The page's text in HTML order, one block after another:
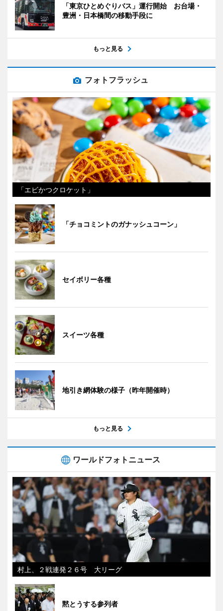
「東京ひとめぐりバス」運行開始 お台場・
豊洲・日本橋間の移動手段に
もっと見る
フォトフラッシュ
「エビかつクロケット」
「チョコミントのガナッシュコーン」
セイボリー各種
スイーツ各種
地引き網体験の様子（昨年開催時）
もっと見る
ワールドフォトニュース
村上、２戦連発２６号 大リーグ
黙とうする参列者